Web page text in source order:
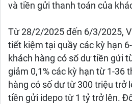
và tiền gửi thanh toán của
Từ 28/2/2025 đến 6/3/2025,
tiết kiệm tại quầy các kỳ hạn
khách hàng có số dư tiền gửi
giảm 0,1% các kỳ hạn từ 1-36
hàng có số dư từ 300 triệu trở
tiền gửi idepo từ 1 tỷ trở lên.